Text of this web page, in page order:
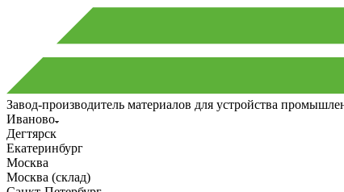
Завод-производитель материалов для устройства
Иваново
Дегтярск
Екатеринбург
Москва
Москва (склад)